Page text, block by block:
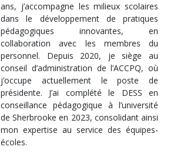
ans, j’accompagne les milieux scolaires
dans le développement de pratiques
pédagogiques innovantes, en
collaboration avec les membres du
personnel. Depuis 2020, je siège au
conseil d’administration de l’ACCPQ, où
j’occupe actuellement le poste de
présidente. J’ai complété le DESS en
conseillance pédagogique à l’université
de Sherbrooke en 2023, consolidant ainsi
mon expertise au service des équipes-
écoles.